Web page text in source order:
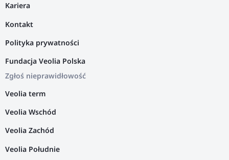
Kariera
Kontakt
Polityka prywatności
Fundacja Veolia Polska
Zgłoś nieprawidłowość
Veolia term
Veolia Wschód
Veolia Zachód
Veolia Południe